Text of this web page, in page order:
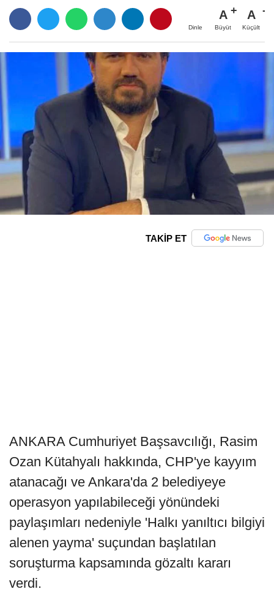
Dinle
A
Büyüt
A
Küçült
TAKİP ET
ANKARA Cumhuriyet Başsavcılığı, Rasim
Ozan Kütahyalı hakkında, CHP'ye kayyım
atanacağı ve Ankara'da 2 belediyeye
operasyon yapılabileceği yönündeki
paylaşımları nedeniyle 'Halkı yanıltıcı bilgiyi
alenen yayma' suçundan başlatılan
soruşturma kapsamında gözaltı kararı
verdi.